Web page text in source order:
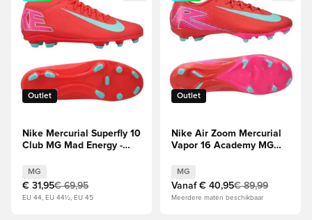
Outlet
Nike Mercurial Superfly 10
Club MG Mad Energy -
MG
€ 31,95€ 69,95
EU 44, EU 44½, EU 45
Outlet
Nike Air Zoom Mercurial
Vapor 16 Academy MG
MG
Vanaf € 40,95€ 89,99
Meerdere maten beschikbaar